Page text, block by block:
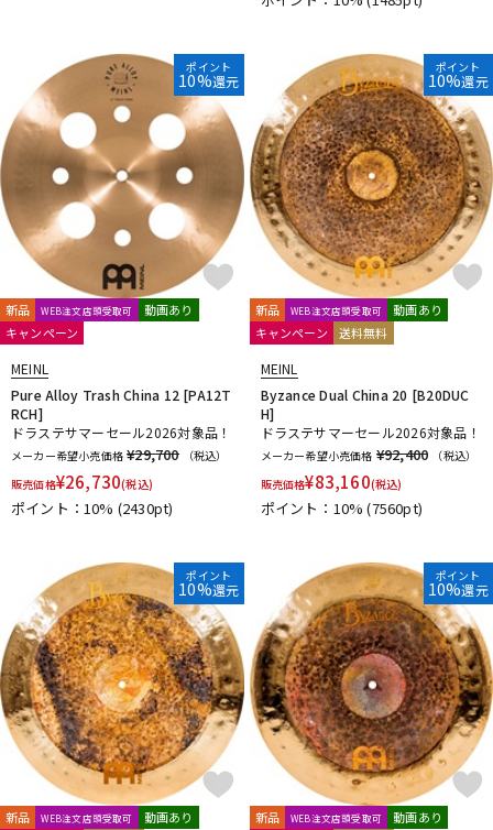
ポイント
10%還元
新品 WEB注文店頭受取可
動画あり
キャンペーン
MEINL
Pure Alloy Trash China 12 [PA12T
RCH]
ドラステサマーセール2026対象品！
メーカー希望小売価格 ¥29,700
（税込）
販売価格¥26,730(税込)
ポイント：10% (2430pt)
ポイント
10%還元
新品 WEB注文店頭受取可
動画あり
キャンペーン
送料無料
MEINL
Byzance Dual China 20 [B20DUC
H]
ドラステサマーセール2026対象品！
メーカー希望小売価格 ¥92,400
（税込）
販売価格¥83,160(税込)
ポイント：10%(7560pt)
ポイント
10%還元
新品 WEB注文店頭受取可
動画あり
ポイント
10%還元
新品 WEB注文店頭受取可
動画あり